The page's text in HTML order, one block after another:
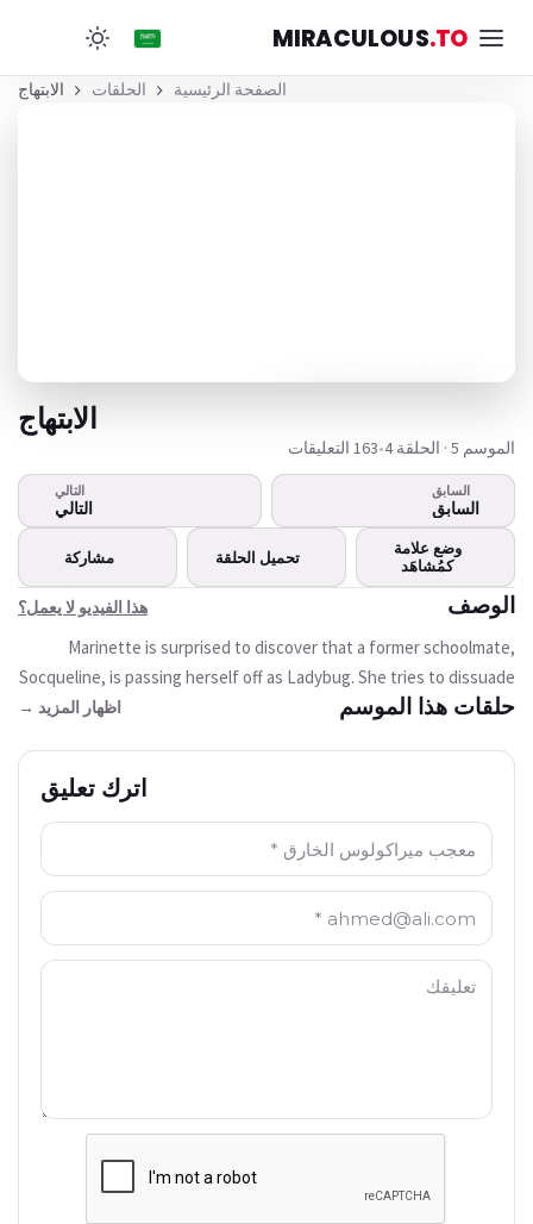
MIRACULOUS.TO
الصفحة الرئيسية الحلقات الابتهاج
هذا الفيديو لا يعمل؟
هذا الفيديو غير متوفر
الابتهاج
الموسم 5 · الحلقة 4 •163 التعليقات
السابق
السابق
التالي
التالي
وضع علامة
كمُشاهَد
تحميل الحلقة مشاركة
الوصف هذا الفيديو لا يعمل؟
Marinette is surprised to discover that a former schoolmate,
Socqueline, is passing herself off as Ladybug. She tries to dissuade
her from endangering herself this way, but Monarch comes after
akumatized villain with the power of the Miraculous of Jubilation,
which shows people their deepest desires. Will the real Ladybug
and Cat Noir escape that dangerous power?
حلقات هذا الموسم اظهار المزيد →
اترك تعليق
الاسم: *
البريد الالكتروني: *